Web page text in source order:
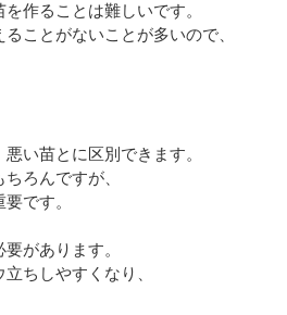
作ることは難しいです。
ことがないことが多いので、
い苗とに区別できます。
ろんですが、
です。
があります。
ちしやすくなり、